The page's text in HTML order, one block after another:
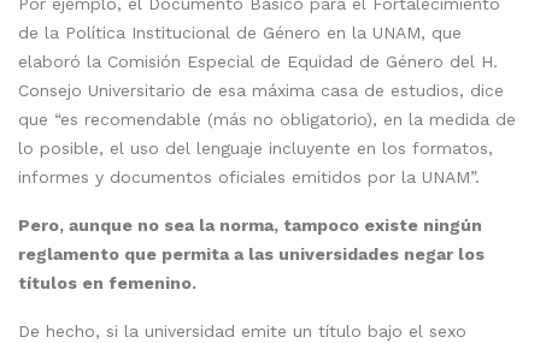
Por ejemplo, el Documento Básico para el Fortalecimiento
de la Política Institucional de Género en la UNAM, que
elaboró la Comisión Especial de Equidad de Género del H.
Consejo Universitario de esa máxima casa de estudios, dice
que “es recomendable (más no obligatorio), en la medida de
lo posible, el uso del lenguaje incluyente en los formatos,
informes y documentos oficiales emitidos por la UNAM”.
Pero, aunque no sea la norma, tampoco existe ningún
reglamento que permita a las universidades negar los
títulos en femenino.
De hecho, si la universidad emite un título bajo el sexo